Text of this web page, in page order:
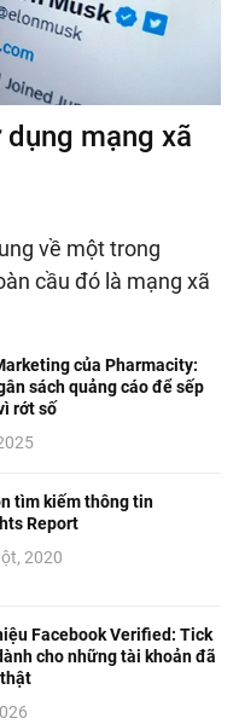
mạng xã
về một trong
cầu đó là mạng xã
của Pharmacity:
sách quảng cáo để sếp
rớt số
tìm kiếm thông tin
Report
2020
Facebook Verified: Tick
cho những tài khoản đã